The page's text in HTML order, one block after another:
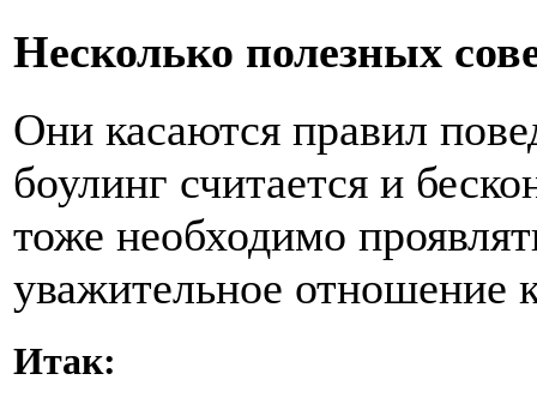
Несколько полезных
Они касаются правил
боулинг считается и
тоже необходимо
уважительное отношение
Итак: